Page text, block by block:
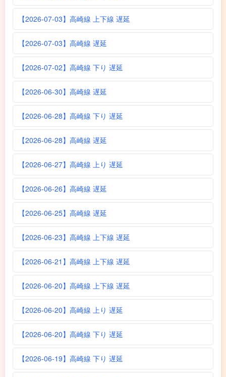
【2026-07-03】高崎線 上下線 遅延
【2026-07-03】高崎線 遅延
【2026-07-02】高崎線 下り 遅延
【2026-06-30】高崎線 遅延
【2026-06-28】高崎線 下り 遅延
【2026-06-28】高崎線 遅延
【2026-06-27】高崎線 上り 遅延
【2026-06-26】高崎線 遅延
【2026-06-25】高崎線 遅延
【2026-06-23】高崎線 上下線 遅延
【2026-06-21】高崎線 上下線 遅延
【2026-06-20】高崎線 上下線 遅延
【2026-06-20】高崎線 上り 遅延
【2026-06-20】高崎線 下り 遅延
【2026-06-19】高崎線 下り 遅延